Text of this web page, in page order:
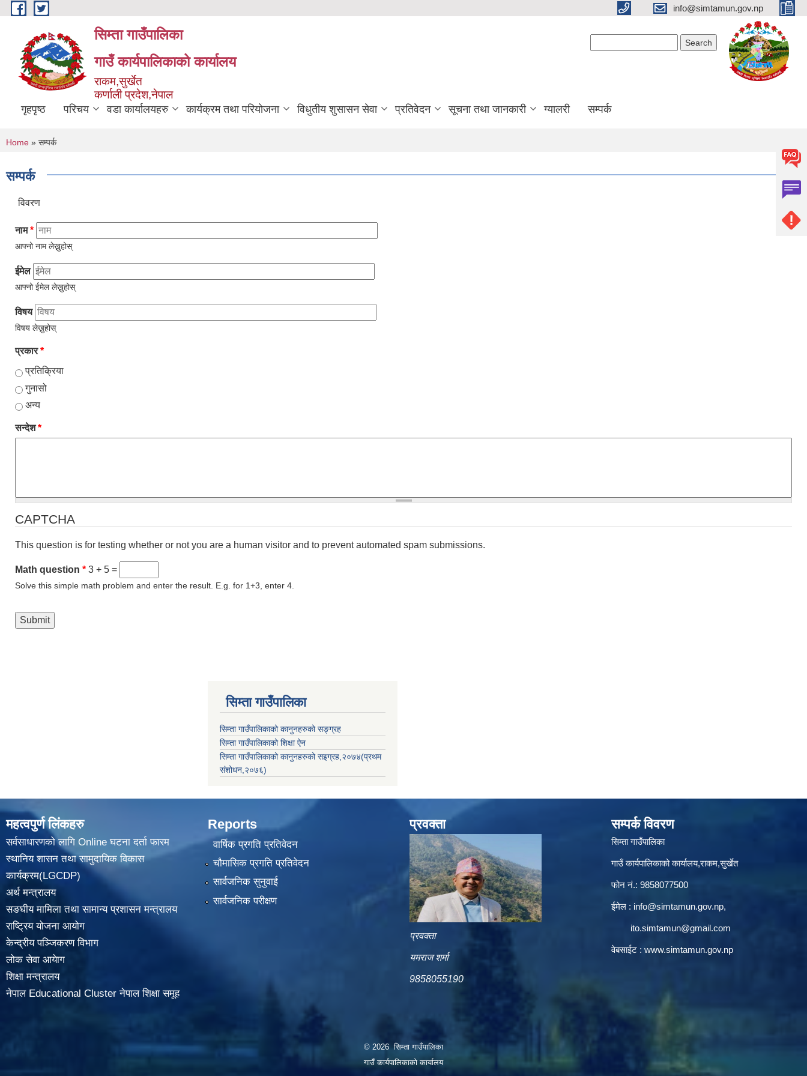
Skip to main content info@simtamun.gov.np
सिम्ता गाउँपालिका
गाउँ कार्यपालिकाको कार्यालय
राकम,सुर्खेत
कर्णाली प्रदेश,नेपाल
गृहपृष्ठ परिचय वडा कार्यालयहरु कार्यक्रम तथा परियोजना विधुतीय शुसासन सेवा प्रतिवेदन सूचना तथा जानकारी ग्यालरी सम्पर्क
You are here
Home » सम्पर्क
सम्पर्क
विवरण
नाम*
आफ्नो नाम लेख्नुहोस्
ईमेल
आफ्नो ईमेल लेख्नुहोस्
विषय
विषय लेख्नुहोस्
प्रकार*
प्रतिक्रिया
गुनासो
अन्य
सन्देश*
CAPTCHA
This question is for testing whether or not you are a human visitor and to prevent automated spam submissions.
Math question * 3 + 5 =
Solve this simple math problem and enter the result. E.g. for 1+3, enter 4.
सिम्ता गाउँपालिका
सिम्ता गाउँपालिकाको कानुनहरुको सङ्ग्रह
सिम्ता गाउँपालिकाको शिक्षा ऐन
सिम्ता गाउँपालिकाको कानुनहरुको सइग्रह,२०७४(प्रथम
संशोधन,२०७६)
महत्वपुर्ण लिंकहरु
सर्वसाधारणको लागि Online घटना दर्ता फारम
स्थानिय शासन तथा सामुदायिक विकास
कार्यक्रम(LGCDP)
अर्थ मन्त्रालय
सङघीय मामिला तथा सामान्य प्रशासन मन्त्रालय
राष्ट्रिय योजना आयोग
केन्द्रीय पञ्जिकरण विभाग
लोक सेवा आयेाग
शिक्षा मन्त्रालय
नेपाल Educational Cluster नेपाल शिक्षा समूह
Reports
वार्षिक प्रगति प्रतिवेदन
चौमासिक प्रगति प्रतिवेदन
सार्वजनिक सुनुवाई
सार्वजनिक परीक्षण
प्रवक्ता
प्रवक्ता
यमराज शर्मा
9858055190
सम्पर्क विवरण
सिम्ता गाउँपालिका
गाउँ कार्यपालिकाको कार्यालय,राकम,सुर्खेत
फोन नं.: 9858077500
ईमेल‌ : info@simtamun.gov.np,
ito.simtamun@gmail.com
वेबसाईट : www.simtamun.gov.np
© 2026 सिम्ता गाउँपालिका
गाउँ कार्यपालिकाको कार्यालय